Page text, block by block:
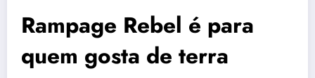
Rampage Rebel é para
quem gosta de terra